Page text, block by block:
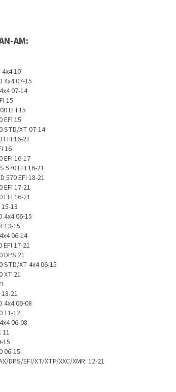
AM:
10
4x4 07-15
07-14
15
EFI 15
EFI 15
STD/XT 07-14
16-21
16
EFI 16-17
570 EFI 16-21
570 EFI 18-21
EFI 17-21
EFI 16-21
18
4x4 06-15
13-15
06-14
17-21
DPS 21
STD/XT 4x4 06-15
XT 21
21
4x4 06-08
11-12
06-08
11
15
06-15
DPS/EFI/XT/XTP/XXC/XMR 12-21